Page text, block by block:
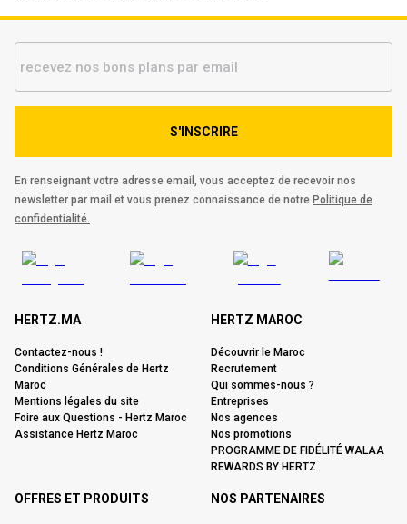
S'INSCRIRE
En renseignant votre adresse email, vous acceptez de recevoir nos
newsletter par mail et vous prenez connaissance de notre Politique de
confidentialité.
HERTZ.MA
Contactez-nous !
Conditions Générales de Hertz
Maroc
Mentions légales du site
Foire aux Questions - Hertz Maroc
Assistance Hertz Maroc
HERTZ MAROC
Découvrir le Maroc
Recrutement
Qui sommes-nous ?
Entreprises
Nos agences
Nos promotions
PROGRAMME DE FIDÉLITÉ WALAA
REWARDS BY HERTZ
OFFRES ET PRODUITS NOS PARTENAIRES